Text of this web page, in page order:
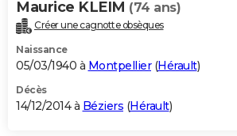
Maurice KLEIM (74 ans)
Créer une cagnotte obsèques
Naissance
05/03/1940 à Montpellier(Hérault)
Décès
14/12/2014 à Béziers (Hérault)